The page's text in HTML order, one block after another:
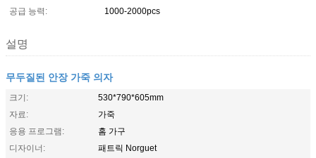
공급 능력:
1000-2000pcs
설명
무두질된 안장 가죽 의자
크기:
530*790*605mm
자료:
가죽
응용 프로그램:
홈 가구
디자이너:
패트릭 Norguet